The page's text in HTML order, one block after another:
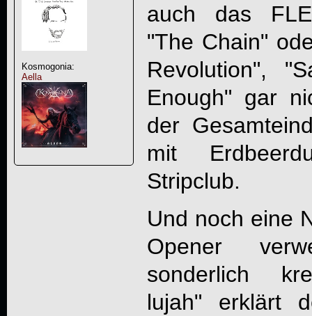
Kosmogonia:
Aella
auch das
"The Chain"
Revolution",
Enough" gar
der
mit
Stripclub.
Und noch eine
Opener
sonderlich
lujah" erklärt